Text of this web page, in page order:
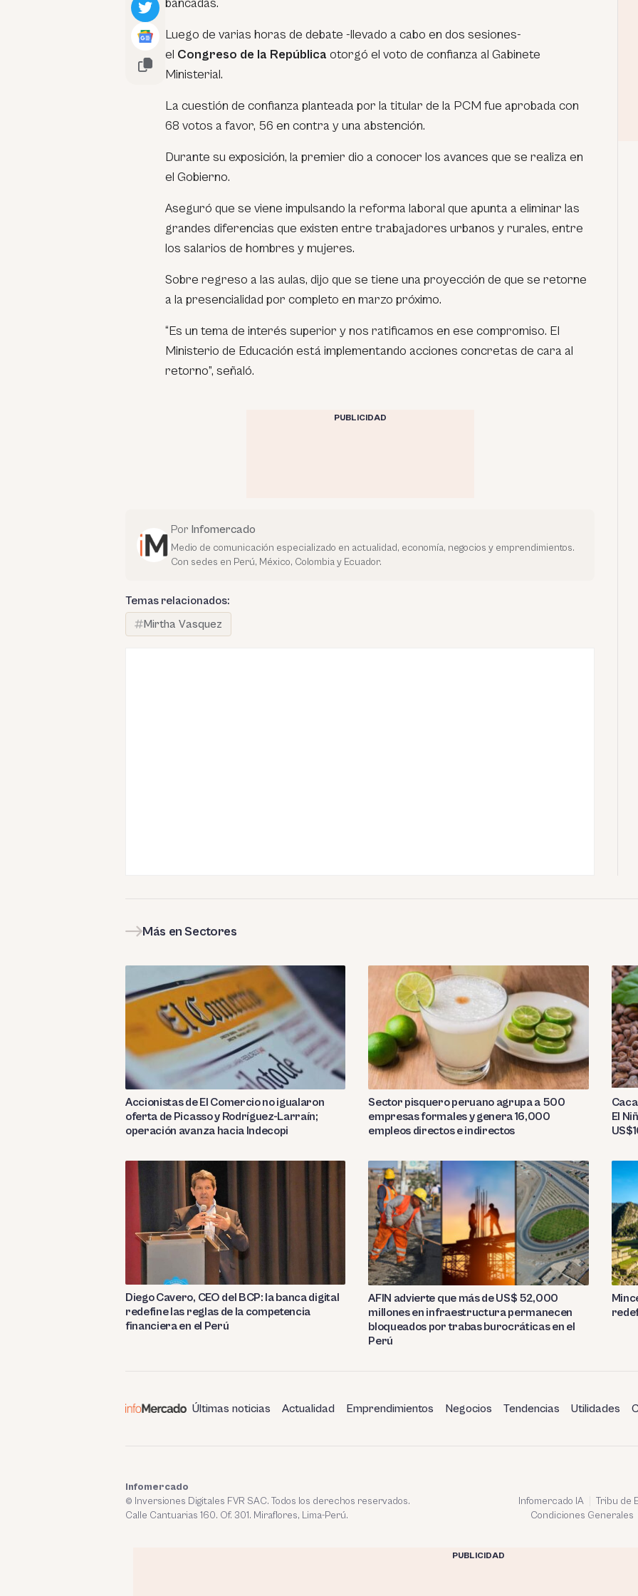
Luego de varias horas de debate -llevado a cabo en dos sesiones-
el Congreso de la República otorgó el voto de confianza al Gabinete
Ministerial.
La cuestión de confianza planteada por la titular de la PCM fue aprobada con
68 votos a favor, 56 en contra y una abstención.
Durante su exposición, la premier dio a conocer los avances que se realiza en
el Gobierno.
Aseguró que se viene impulsando la reforma laboral que apunta a eliminar las
grandes diferencias que existen entre trabajadores urbanos y rurales, entre
los salarios de hombres y mujeres.
Sobre regreso a las aulas, dijo que se tiene una proyección de que se retorne
a la presencialidad por completo en marzo próximo.
“Es un tema de interés superior y nos ratificamos en ese compromiso. El
Ministerio de Educación está implementando acciones concretas de cara al
retorno”, señaló.
PUBLICIDAD
Por Infomercado
Medio de comunicación especializado en actualidad, economía, negocios y emprendimientos.
Con sedes en Perú, México, Colombia y Ecuador.
Temas relacionados:
Mirtha Vasquez
Más en Sectores
Accionistas de El Comercio no igualaron
oferta de Picasso y Rodríguez-Larraín;
operación avanza hacia Indecopi
Sector pisquero peruano agrupa a 500
empresas formales y genera 16,000
empleos directos e indirectos
El
Diego Cavero, CEO del BCP: la banca digital
redefine las reglas de la competencia
financiera en el Perú
AFIN advierte que más de US$ 52,000
millones en infraestructura permanecen
bloqueados por trabas burocráticas en el
Perú
Últimas noticias Actualidad Emprendimientos Negocios Tendencias Utilidades
Infomercado IA
Tribu de
Condiciones Generales
Infomercado
© Inversiones Digitales FVR SAC. Todos los derechos reservados.
Calle Cantuarias 160. Of. 301. Miraflores, Lima-Perú.
PUBLICIDAD